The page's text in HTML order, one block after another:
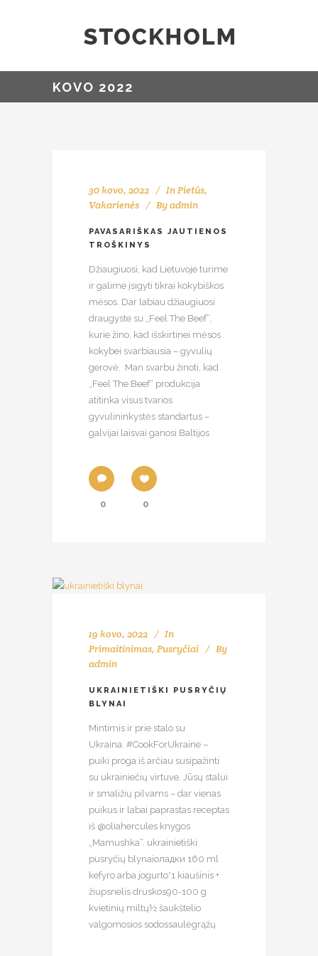
KOVO 2022
30 kovo, 2022 InPietūs,
Vakarienės
Byadmin
PAVASARIŠKAS JAUTIENOS
TROŠKINYS
Džiaugiuosi, kad Lietuvoje turime
ir galime įsigyti tikrai kokybiškos
mėsos. Dar labiau džiaugiuosi
draugyste su „Feel The Beef“,
kurie žino, kad išskirtinei mėsos
kokybei svarbiausia – gyvulių
gerovė. Man svarbu žinoti, kad
„Feel The Beef“ produkcija
atitinka visus tvarios
gyvulininkystės standartus –
galvijai laisvai ganosi Baltijos
0 0
19 kovo, 2022
In
Primaitinimas, Pusryčiai
By
admin
UKRAINIETIŠKI PUSRYČIŲ
BLYNAI
Mintimis ir prie stalo su
Ukraina. #CookForUkraine –
puiki proga iš arčiau susipažinti
su ukrainiečių virtuve. Jūsų stalui
ir smaližių pilvams – dar vienas
puikus ir labai paprastas receptas
iš @oliahercules knygos
„Mamushka“. ukrainietiški
pusryčių blynaiоладки 160 ml
kefyro arba jogurto*1 kiaušinis +
žiupsnelis druskos90-100 g
kvietinių miltų½ šaukštelio
valgomosios sodossaulėgrąžų